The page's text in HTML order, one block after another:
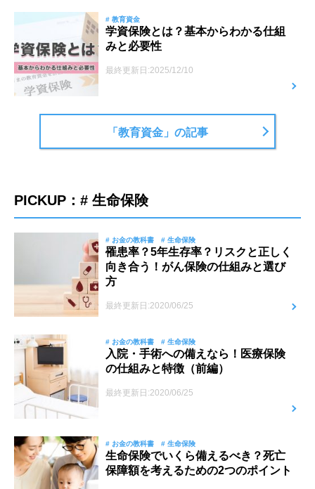
# 教育資金
学資保険とは？基本からわかる仕組
みと必要性
最終更新日:2025/12/10
「教育資金」の記事
PICKUP：# 生命保険
# お金の教科書 # 生命保険
罹患率？5年生存率？リスクと正しく
向き合う！がん保険の仕組みと選び
方
最終更新日:2020/06/25
# お金の教科書 # 生命保険
入院・手術への備えなら！医療保険
の仕組みと特徴（前編）
最終更新日:2020/06/25
# お金の教科書 # 生命保険
生命保険でいくら備えるべき？死亡
保障額を考えるための2つのポイント